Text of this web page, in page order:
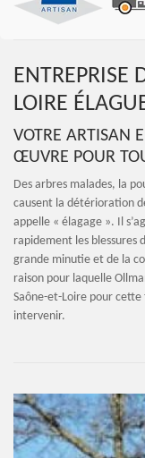
ENTREPRISE
LOIRE
VOTRE ARTISAN
ŒUVRE POUR
Des arbres malades, la
causent la détérioration
appelle « élagage ». Il
rapidement les blessures
grande minutie et de la
raison pour laquelle
Saône-et-Loire pour cette
intervenir.